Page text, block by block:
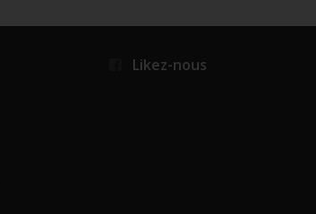
Likez-nous